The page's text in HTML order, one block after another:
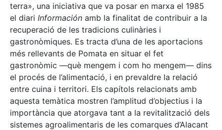
terra», una iniciativa que va posar en marxa el 1985
el diari Información amb la finalitat de contribuir a la
recuperació de les tradicions culinàries i
gastronòmiques. Es tracta d’una de les aportacions
més rellevants de Pomata en situar el fet
gastronòmic —què mengem i com ho mengem— dins
el procés de l’alimentació, i en prevaldre la relació
entre cuina i territori. Els capítols relacionats amb
aquesta temàtica mostren l’amplitud d’objectius i la
importància que atorgava tant a la revitalització dels
sistemes agroalimentaris de les comarques d’Alacant